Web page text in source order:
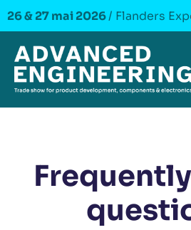
26 & 27 mai 2026/ Flanders